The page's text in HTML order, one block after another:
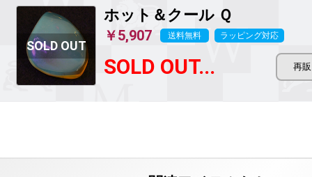
ホット＆クール Ｑ
￥5,907 送料無料 ラッピング対応
SOLD OUT...